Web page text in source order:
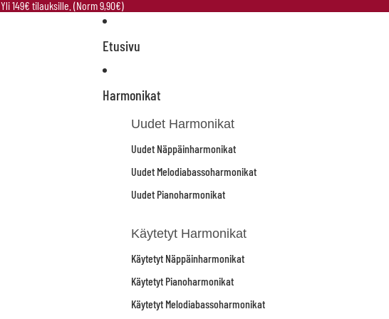
Yli 149€ tilauksille. (Norm 9,90€)
Etusivu
Harmonikat
Uudet Harmonikat
Uudet Näppäinharmonikat
Uudet Melodiabassoharmonikat
Uudet Pianoharmonikat
Käytetyt Harmonikat
Käytetyt Näppäinharmonikat
Käytetyt Pianoharmonikat
Käytetyt Melodiabassoharmonikat